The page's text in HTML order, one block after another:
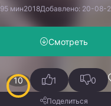
95 мин2018Добавлено: 20-08-
Смотреть
10 1 0
Поделиться